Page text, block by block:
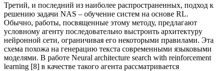
Третий, и последний из наиболее распространенных, подход к
решению задачи NAS – обучение систем на основе RL.
Обычно, работы, посвященные этому методу, предлагают
условному агенту последовательно выстроить архитектуру
нейронной сети, ограничивая его некоторыми правилами. Эта
схема похожа на генерацию текста современными языковыми
моделями. В работе Neural architecture search with reinforcement
learning [8] в качестве такого агента рассматривается